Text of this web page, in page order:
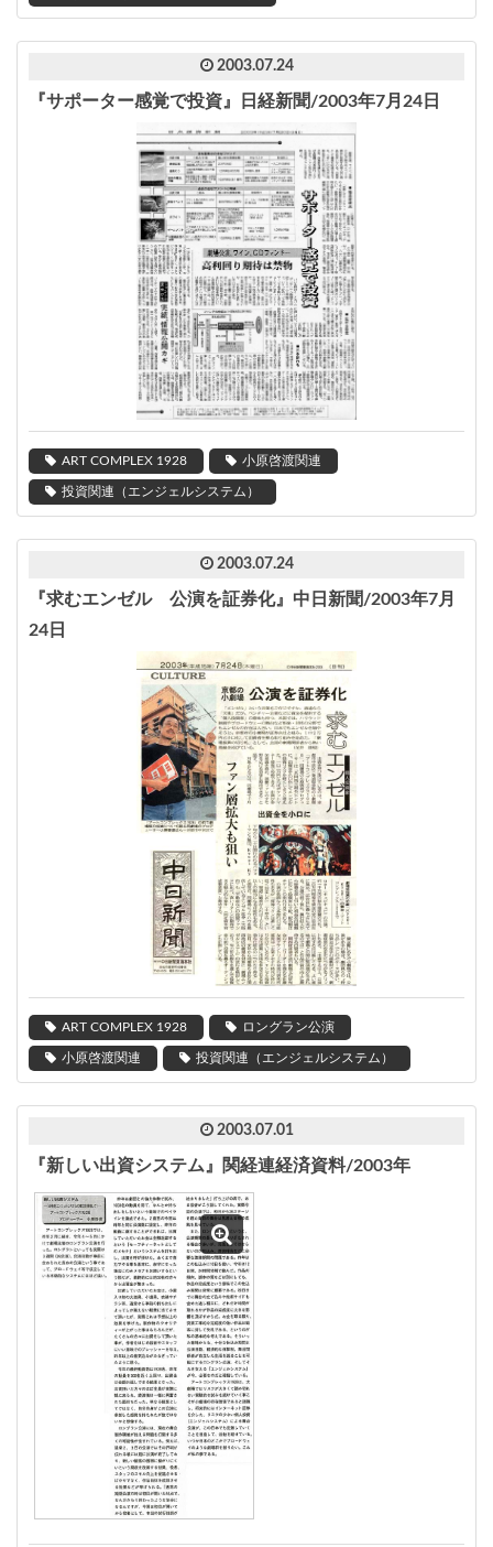
2003.07.24
『サポーター感覚で投資』日経新聞/2003年7月24日
ART COMPLEX 1928 小原啓渡関連
投資関連（エンジェルシステム）
2003.07.24
『求むエンゼル 公演を証券化』中日新聞/2003年7月
24日
ART COMPLEX 1928 ロングラン公演
小原啓渡関連 投資関連（エンジェルシステム）
2003.07.01
『新しい出資システム』関経連経済資料/2003年